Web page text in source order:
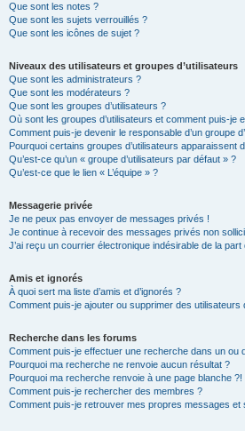
Que sont les notes ?
Que sont les sujets verrouillés ?
Que sont les icônes de sujet ?
Niveaux des utilisateurs et groupes d’utilisateurs
Que sont les administrateurs ?
Que sont les modérateurs ?
Que sont les groupes d’utilisateurs ?
Où sont les groupes d’utilisateurs et comment puis-je
Comment puis-je devenir le responsable d’un groupe
Pourquoi certains groupes d’utilisateurs apparaissent
Qu’est-ce qu’un « groupe d’utilisateurs par défaut » ?
Qu’est-ce que le lien « L’équipe » ?
Messagerie privée
Je ne peux pas envoyer de messages privés !
Je continue à recevoir des messages privés non
J’ai reçu un courrier électronique indésirable de la part
Amis et ignorés
À quoi sert ma liste d’amis et d’ignorés ?
Comment puis-je ajouter ou supprimer des utilisateurs
Recherche dans les forums
Comment puis-je effectuer une recherche dans un ou
Pourquoi ma recherche ne renvoie aucun résultat ?
Pourquoi ma recherche renvoie à une page blanche ?!
Comment puis-je rechercher des membres ?
Comment puis-je retrouver mes propres messages et